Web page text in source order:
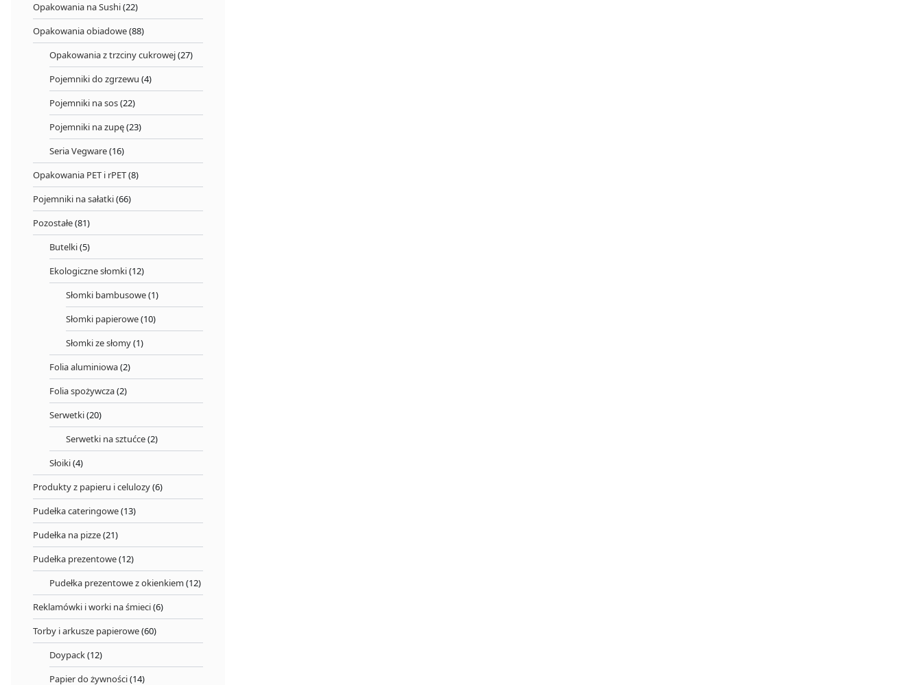
Opakowania na Sushi(22)
Opakowania obiadowe(88)
Opakowania z trzciny cukrowej(27)
Pojemniki do zgrzewu (4)
Pojemniki na sos(22)
Pojemniki na zupę(23)
Seria Vegware(16)
Opakowania PET i rPET(8)
Pojemniki na sałatki(66)
Pozostałe(81)
Butelki(5)
Ekologiczne słomki(12)
Słomki bambusowe(1)
Słomki papierowe(10)
Słomki ze słomy(1)
Folia aluminiowa(2)
Folia spożywcza(2)
Serwetki(20)
Serwetki na sztućce(2)
Słoiki(4)
Produkty z papieru i celulozy(6)
Pudełka cateringowe(13)
Pudełka na pizze(21)
Pudełka prezentowe(12)
Pudełka prezentowe z okienkiem (12)
Reklamówki i worki na śmieci(6)
Torby i arkusze papierowe(60)
Doypack(12)
Papier do żywności(14)